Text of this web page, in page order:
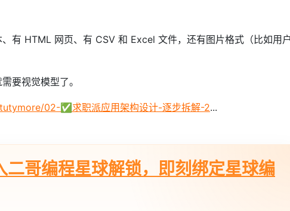
有 HTML 网页、有 CSV 和 Excel 文件，还有图片格式（比如用
要视觉模型了。
02-✅求职派应用架构设计-逐步拆解-2...
二哥编程星球解锁，即刻绑定星球编